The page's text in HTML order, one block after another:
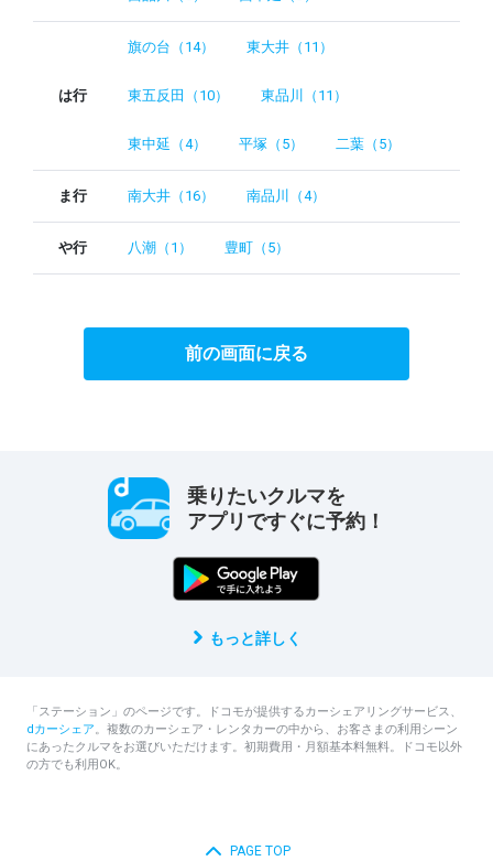
は行
旗の台（14） 東大井（11）
東五反田（10） 東品川（11）
東中延（4） 平塚（5） 二葉（5）
ま行 南大井（16） 南品川（4）
や行 八潮（1） 豊町（5）
前の画面に戻る
乗りたいクルマを
アプリですぐに予約！
もっと詳しく
「ステーション」のページです。ドコモが提供するカーシェアリングサービス、
dカーシェア。複数のカーシェア・レンタカーの中から、お客さまの利用シーン
にあったクルマをお選びいただけます。初期費用・月額基本料無料。ドコモ以外
の方でも利用OK。
PAGE TOP